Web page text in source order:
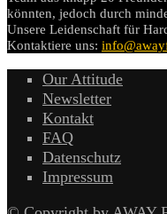
könnten, jedoch durch
Unsere Leidenschaft für
Kontaktiere uns:
Our Attitude
Newsletter
Kontakt
FAQ
Datenschutz
Impressum